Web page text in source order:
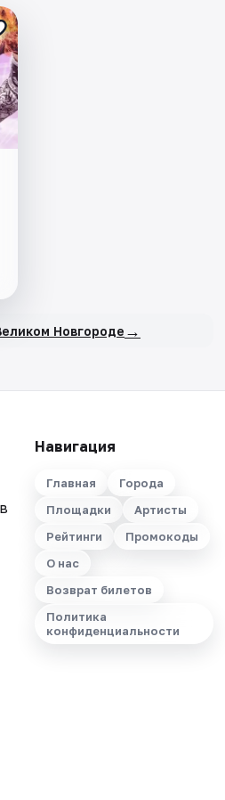
Новгороде →
Навигация
Главная
Города
Площадки
Артисты
Рейтинги
Промокоды
О нас
Возврат билетов
Политика
конфиденциальности